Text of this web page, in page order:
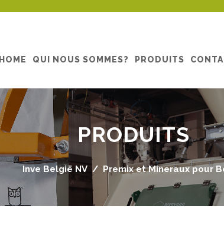
HOME QUI NOUS SOMMES? PRODUITS
PRODUITS
Inve België NV / Premix et Mineraux pour